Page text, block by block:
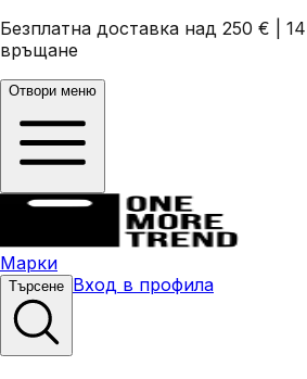
Безплатна доставка над 250 €
връщане
Отвори меню
Марки
Търсене Вход в профила